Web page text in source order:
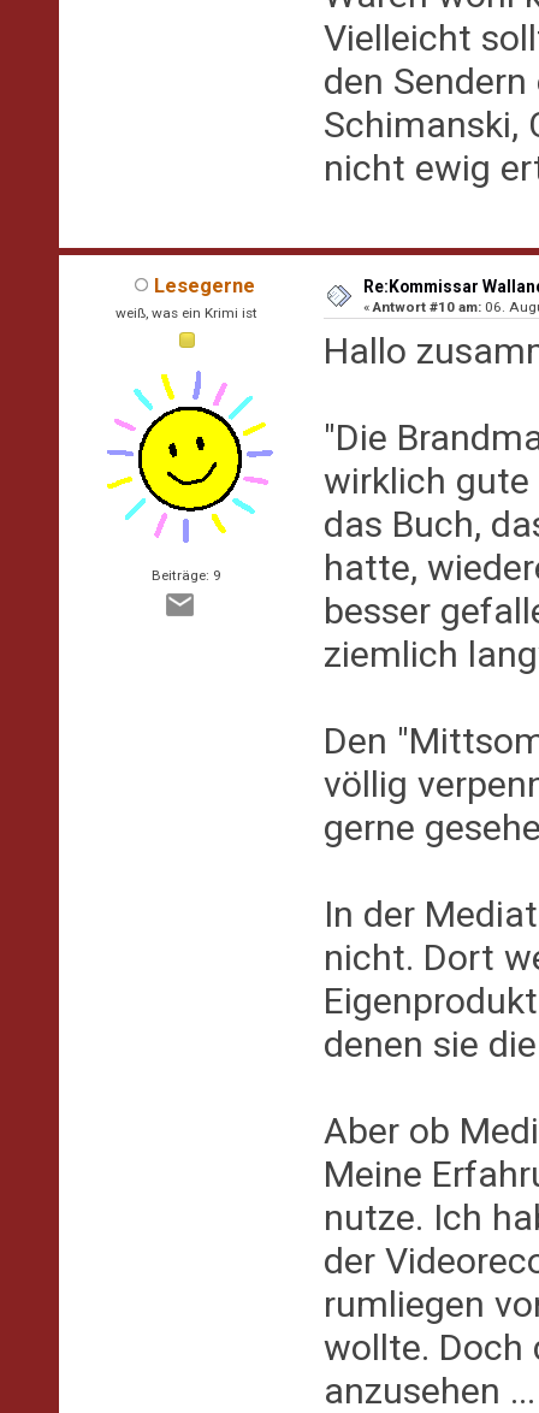
Vielleicht
den Sendern
Schimanski,
nicht ewig
Lesegerne
weiß, was ein Krimi ist
Beiträge: 9
Re:Kommissar
«Antwort #10 am: 06.
Hallo
"Die
wirklich
das Buch,
hatte,
besser
ziemlich
Den
völlig
gerne
In der
nicht. Dort
denen sie
Aber ob
Meine
nutze. Ich
der
rumliegen
wollte. Doch
anzusehen ...